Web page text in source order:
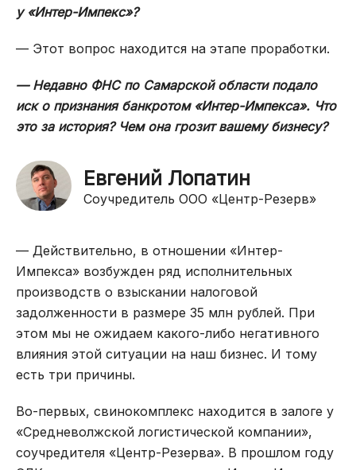
у «Интер-Импекс»?
— Этот вопрос находится на этапе проработки.
— Недавно ФНС по Самарской области подало
иск о признания банкротом «Интер-Импекса». Что
это за история? Чем она грозит вашему бизнесу?
Евгений Лопатин
Соучредитель ООО «Центр-Резерв»
— Действительно, в отношении «Интер-
Импекса» возбужден ряд исполнительных
производств о взыскании налоговой
задолженности в размере 35 млн рублей. При
этом мы не ожидаем какого-либо негативного
влияния этой ситуации на наш бизнес. И тому
есть три причины.
Во-первых, свинокомплекс находится в залоге у
«Средневолжской логистической компании»,
соучредителя «Центр-Резерва». В прошлом году